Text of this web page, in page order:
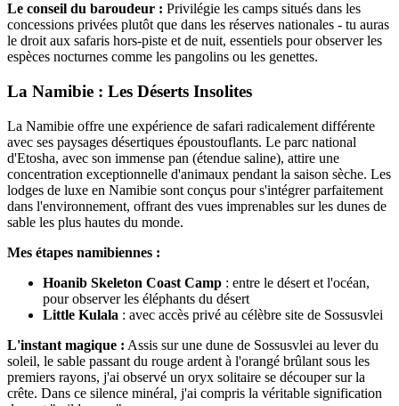
Le conseil du baroudeur : Privilégie les camps situés dans les
concessions privées plutôt que dans les réserves nationales - tu auras
le droit aux safaris hors-piste et de nuit, essentiels pour observer les
espèces nocturnes comme les pangolins ou les genettes.
La Namibie : Les Déserts Insolites
La Namibie offre une expérience de safari radicalement différente
avec ses paysages désertiques époustouflants. Le parc national
d'Etosha, avec son immense pan (étendue saline), attire une
concentration exceptionnelle d'animaux pendant la saison sèche. Les
lodges de luxe en Namibie sont conçus pour s'intégrer parfaitement
dans l'environnement, offrant des vues imprenables sur les dunes de
sable les plus hautes du monde.
Mes étapes namibiennes :
Hoanib Skeleton Coast Camp : entre le désert et l'océan,
pour observer les éléphants du désert
Little Kulala : avec accès privé au célèbre site de Sossusvlei
L'instant magique : Assis sur une dune de Sossusvlei au lever du
soleil, le sable passant du rouge ardent à l'orangé brûlant sous les
premiers rayons, j'ai observé un oryx solitaire se découper sur la
crête. Dans ce silence minéral, j'ai compris la véritable signification